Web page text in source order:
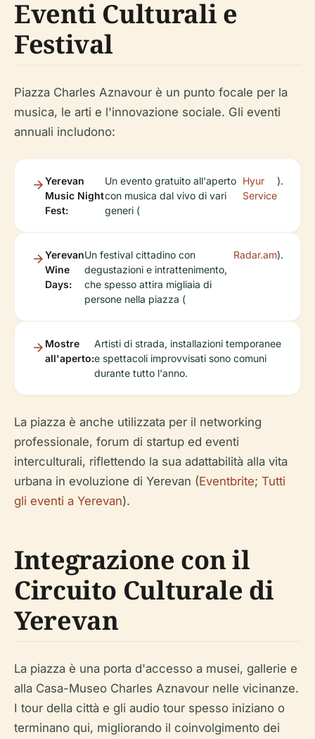
Eventi Culturali e
Festival
Piazza Charles Aznavour è un punto focale per la
musica, le arti e l'innovazione sociale. Gli eventi
annuali includono:
Yerevan
Music Night
Fest:
Un evento gratuito all'aperto
con musica dal vivo di vari
generi (
Hyur
Service
).
Yerevan
Wine
Days:
Un festival cittadino con
degustazioni e intrattenimento,
che spesso attira migliaia di
persone nella piazza (
Radar.am).
Mostre
all'aperto:
Artisti di strada, installazioni temporanee
e spettacoli improvvisati sono comuni
durante tutto l'anno.
La piazza è anche utilizzata per il networking
professionale, forum di startup ed eventi
interculturali, riflettendo la sua adattabilità alla vita
urbana in evoluzione di Yerevan (Eventbrite; Tutti
gli eventi a Yerevan).
Integrazione con il
Circuito Culturale di
Yerevan
La piazza è una porta d'accesso a musei, gallerie e
alla Casa-Museo Charles Aznavour nelle vicinanze.
I tour della città e gli audio tour spesso iniziano o
terminano qui, migliorando il coinvolgimento dei